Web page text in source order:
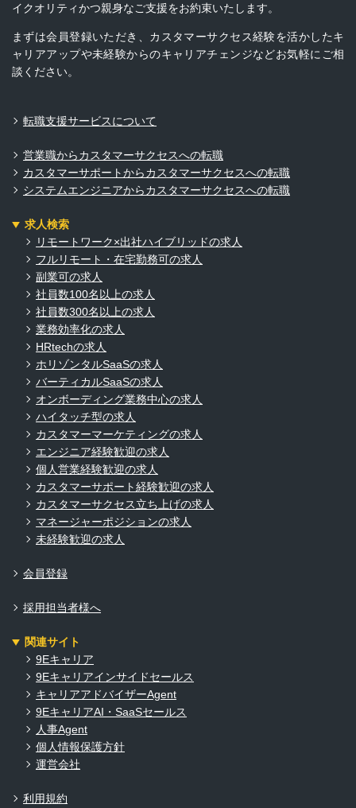
イクオリティかつ親身なご支援をお約束いたします。
まずは会員登録いただき、カスタマーサクセス経験を活かしたキ
ャリアアップや未経験からのキャリアチェンジなどお気軽にご相
談ください。
転職支援サービスについて
営業職からカスタマーサクセスへの転職
カスタマーサポートからカスタマーサクセスへの転職
システムエンジニアからカスタマーサクセスへの転職
求人検索
リモートワーク×出社ハイブリッドの求人
フルリモート・在宅勤務可の求人
副業可の求人
社員数100名以上の求人
社員数300名以上の求人
業務効率化の求人
HRtechの求人
ホリゾンタルSaaSの求人
バーティカルSaaSの求人
オンボーディング業務中心の求人
ハイタッチ型の求人
カスタマーマーケティングの求人
エンジニア経験歓迎の求人
個人営業経験歓迎の求人
カスタマーサポート経験歓迎の求人
カスタマーサクセス立ち上げの求人
マネージャーポジションの求人
未経験歓迎の求人
会員登録
採用担当者様へ
関連サイト
9Eキャリア
9Eキャリアインサイドセールス
キャリアアドバイザーAgent
9EキャリアAI・SaaSセールス
人事Agent
個人情報保護方針
運営会社
利用規約